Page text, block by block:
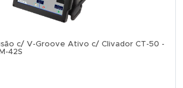
c/ V-Groove Ativo c/ Clivador CT-50 -
42S